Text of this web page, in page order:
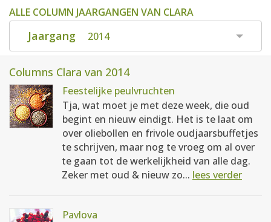
ALLE COLUMN JAARGANGEN VAN CLARA
Jaargang 2014
Columns Clara van 2014
Feestelijke peulvruchten
Tja, wat moet je met deze week, die oud
begint en nieuw eindigt. Het is te laat om
over oliebollen en frivole oudjaarsbuffetjes
te schrijven, maar nog te vroeg om al over
te gaan tot de werkelijkheid van alle dag.
Zeker met oud & nieuw zo... lees verder
Pavlova